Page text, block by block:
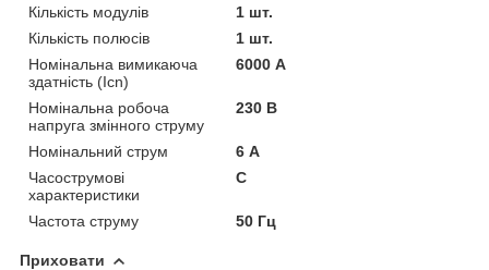
Кількість модулів
1 шт.
Кількість полюсів
1 шт.
Номінальна вимикаюча
здатність (Icn)
6000 А
Номінальна робоча
напруга змінного струму
230 В
Номінальний струм
6 А
Часострумові
характеристики
C
Частота струму 50 Гц
Приховати